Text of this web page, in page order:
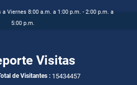
Viernes 8:00 a.m. a 1:00 p.m. - 2:00 p.m. a
5:00 p.m.
Visitas
de Visitantes : 15434457